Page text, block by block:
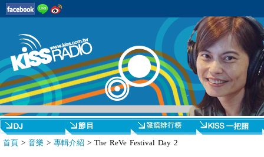
首頁 > 音樂 > 專輯介紹 > The ReVe Festival Day 2